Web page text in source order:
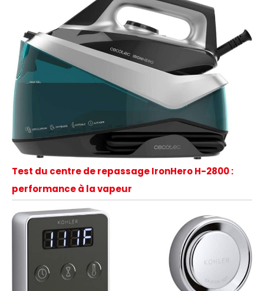
Test du centre de repassage IronHero H-2800 :
performance à la vapeur